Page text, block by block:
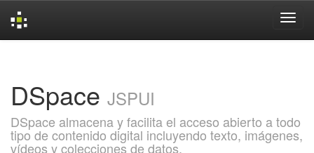
DSpace JSPUI
DSpace almacena y facilita el acceso abierto a todo
tipo de contenido digital incluyendo texto, imágenes,
vídeos y colecciones de datos.